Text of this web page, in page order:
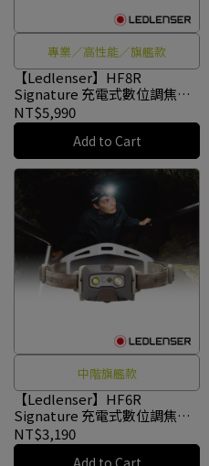
專業／高性能／旗艦款
【Ledlenser】HF8R
Signature 充電式數位調焦專
業頭燈 #502803
NT$5,990
Add to Cart
中階旗艦款
【Ledlenser】HF6R
Signature 充電式數位調焦專
業頭燈 沙色 #502885
NT$3,190
Add to Cart